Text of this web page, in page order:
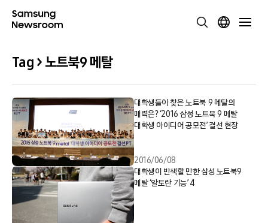
Tag > 노트북9 메탈
대학생들이 찾은 노트북 9 메탈의
매력은? ‘2016 삼성 노트북 9 메탈
대학생 아이디어 공모전’ 결선 현장
2016/06/08
대학생이 반색할 만한 삼성 노트북9
메탈 ‘알토란 기능’ 4